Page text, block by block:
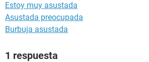
Estoy muy asustada
Asustada preocupada
Burbuja asustada
1 respuesta